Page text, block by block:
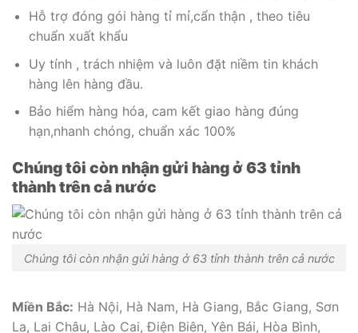
Hỗ trợ đóng gói hàng tỉ mỉ,cẩn thận , theo tiêu
chuẩn xuất khẩu
Uy tính , trách nhiệm và luôn đặt niềm tin khách
hàng lên hàng đầu.
Bảo hiểm hàng hóa, cam kết giao hàng đúng
hạn,nhanh chóng, chuẩn xác 100%
Chúng tôi còn nhận gửi hàng ở 63 tỉnh
thành trên cả nước
Chúng tôi còn nhận gửi hàng ở 63 tỉnh thành trên cả nước
Miền Bắc: Hà Nội, Hà Nam, Hà Giang, Bắc Giang, Sơn
La, Lai Châu, Lào Cai, Điện Biên, Yên Bái, Hòa Bình,